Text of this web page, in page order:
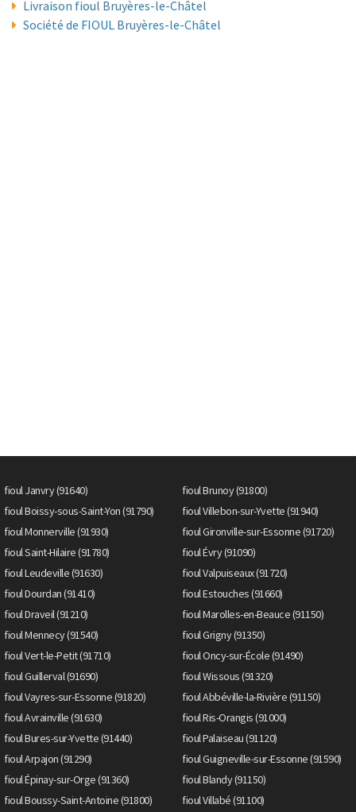
Livraison fioul Bruyères-le-Châtel
Société de FIOUL Bruyères-le-Châtel
fioul Janvry (91640)
fioul Brunoy (91800)
fioul Boissy-sous-Saint-Yon (91790)
fioul Villebon-sur-Yvette (91940)
fioul Monnerville (91930)
fioul Gironville-sur-Essonne (91720)
fioul Saint-Hilaire (91780)
fioul Évry (91090)
fioul Leudeville (91630)
fioul Valpuiseaux (91720)
fioul Dourdan (91410)
fioul Estouches (91660)
fioul Draveil (91210)
fioul Marolles-en-Beauce (91150)
fioul Mennecy (91540)
fioul Grigny (91350)
fioul Vert-le-Petit (91710)
fioul Oncy-sur-École (91490)
fioul Guillerval (91690)
fioul Wissous (91320)
fioul Vayres-sur-Essonne (91820)
fioul Abbéville-la-Rivière (91150)
fioul Avrainville (91630)
fioul Ris-Orangis (91000)
fioul Bures-sur-Yvette (91440)
fioul Palaiseau (91120)
fioul Arpajon (91290)
fioul Guigneville-sur-Essonne (91590)
fioul Épinay-sur-Orge (91360)
fioul Blandy (91150)
fioul Boussy-Saint-Antoine (91800)
fioul Villabé (91100)